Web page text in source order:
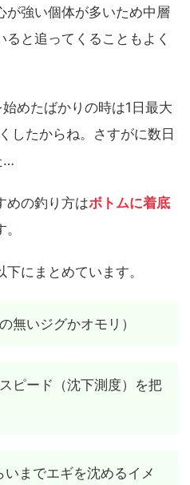
が強い個体が多いため中層
と追ってくることもよく
めたばかりの時は1日最大
したからね。さすがに数日
…
めの釣り方はボトムに着底
にまとめています。
いジグかオモリ）
ピード（沈下測度）を把
までエギを沈めるイメ